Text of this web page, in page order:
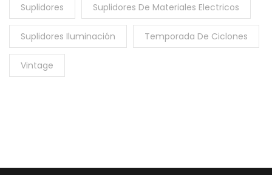
Suplidores Suplidores De Materiales Electricos
Suplidores Iluminación Temporada De Ciclones
Vintage